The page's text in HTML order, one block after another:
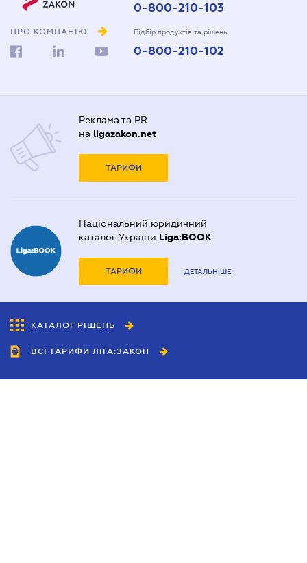
ПРО КОМПАНІЮ
0-800-210-103
Підбір продуктів та рішень
0-800-210-102
Реклама та PR
на ligazakon.net
ТАРИФИ
Національний юридичний
каталог України Liga:BOOK
ТАРИФИ ДЕТАЛЬНІШЕ
КАТАЛОГ РІШЕНЬ
ВСІ ТАРИФИ ЛІГА:ЗАКОН